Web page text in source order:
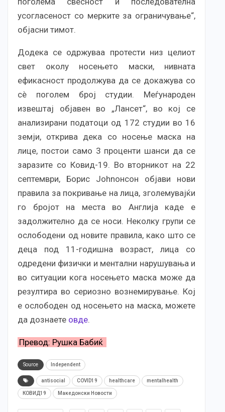
усогласеност со мерките за ограничување“,
објасни тимот.
Додека се одржуваа протести низ целиот
свет околу носењето маски, нивната
ефикасност продолжува да се докажува со
сè поголем број студии. Меѓународен
извештај објавен во „Лансет“, во кој се
анализирани податоци од 172 студии во 16
земји, открива дека со носење маска на
лице, постои само 3 проценти шанси да се
заразите со Ковид-19. Во вторникот на 22
септември, Борис Johnонсон објави нови
правила за покривање на лица, зголемувајќи
го бројот на места во Англија каде е
задолжително да се носи. Неколку групи се
ослободени од новите правила, како што се
деца под 11-годишна возраст, лица со
одредени физички и ментални нарушувања и
во ситуации кога носењето маска може да
резултира во сериозно вознемирување. Кој
е ослободен од носењето на маска, можете
да дознаете овде.
Превод: Рушка Бабиќ
Source Independent
antisocial COVID19 healthcare mentalhealth
КОВИД19 Македонски Новости